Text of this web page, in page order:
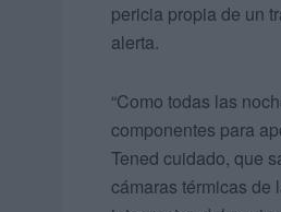
pericia propia de un
alerta.
“Como todas las
componentes para
Tened cuidado, que
cámaras térmicas de